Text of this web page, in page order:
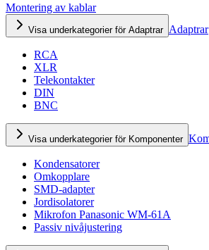
Montering av kablar
Visa underkategorier för Adaptrar Adaptrar
RCA
XLR
Telekontakter
DIN
BNC
Visa underkategorier för Komponenter
Kondensatorer
Omkopplare
SMD-adapter
Jordisolatorer
Mikrofon Panasonic WM-61A
Passiv nivåjustering